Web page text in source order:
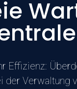
Effizienz:
der